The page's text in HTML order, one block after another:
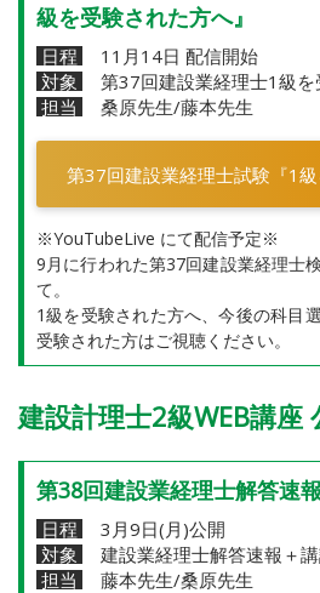
級を受験された方へ』
日程
11月14日 配信開始
対象
第37回建設業経理士1級
担当
桑原先生/藤本先生
第37回建設業経理士試験『1
※YouTubeLive にて配信予定※
9月に行われた第37回建設業経理士
て。
1級を受験された方へ、今後の科目
受験された方はご視聴ください。
建設計理士2級WEB講座
第38回建設業経理士解答速
日程
3月9日(月)公開
対象
建設業経理士解答速報＋
担当
藤本先生/桑原先生